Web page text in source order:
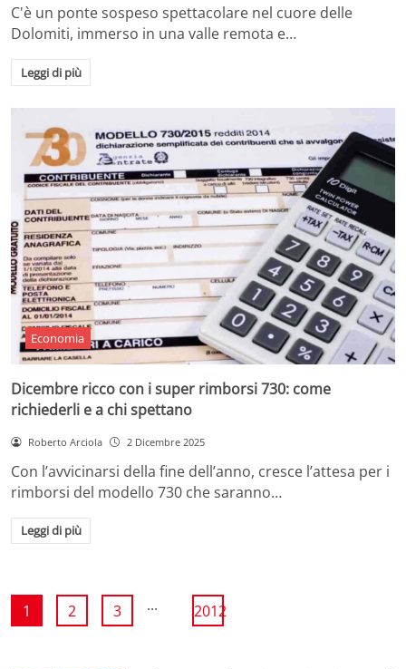
C'è un ponte sospeso spettacolare nel cuore delle
Dolomiti, immerso in una valle remota e…
Leggi di più
Economia
Dicembre ricco con i super rimborsi 730: come
richiederli e a chi spettano
Roberto Arciola 2 Dicembre 2025
Con l’avvicinarsi della fine dell’anno, cresce l’attesa per i
rimborsi del modello 730 che saranno…
Leggi di più
1 2 3 ... 2012